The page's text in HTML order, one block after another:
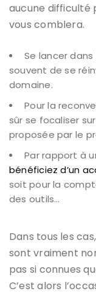
aucune difficulté
vous comblera.
Se lancer
souvent de se
domaine.
Pour la
sûr se focaliser
proposée par le
Par rapport à
bénéficiez d’un
soit pour la
des outils…
Dans tous les
sont vraiment
pas si connues
C’est alors